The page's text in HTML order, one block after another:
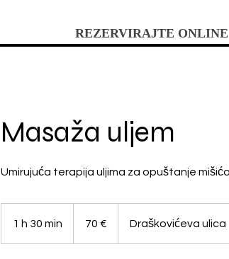
REZERVIRAJTE ONLINE
Masaža uljem
Umirujuća terapija uljima za opuštanje
1 h 30 min 70 € Draškovićeva ulica